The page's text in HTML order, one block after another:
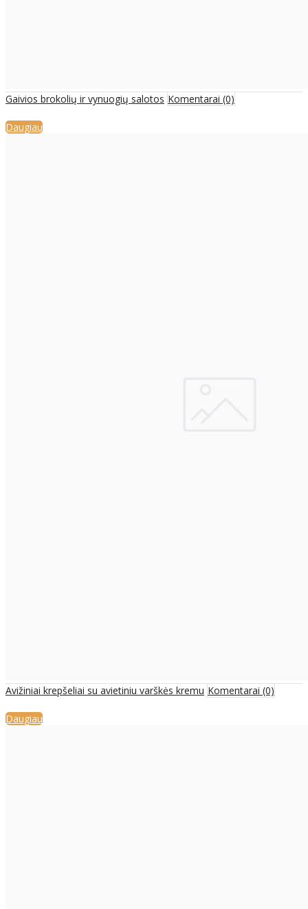
Gaivios brokolių ir vynuogių salotos Komentarai (0)
Daugiau
Avižiniai krepšeliai su avietiniu varškės kremu Komentarai (0)
Daugiau